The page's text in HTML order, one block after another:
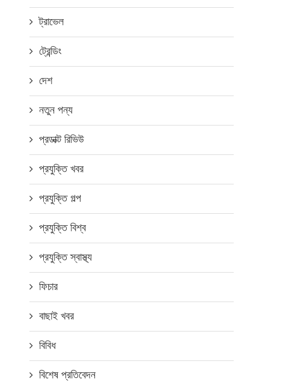
ট্রাভেল
ট্রেন্ডিং
দেশ
নতুন পন্য
প্রডাক্ট রিভিউ
প্রযুক্তি খবর
প্রযুক্তি গল্প
প্রযুক্তি বিশ্ব
প্রযুক্তি স্বাস্থ্য
ফিচার
বাছাই খবর
বিবিধ
বিশেষ প্রতিবেদন